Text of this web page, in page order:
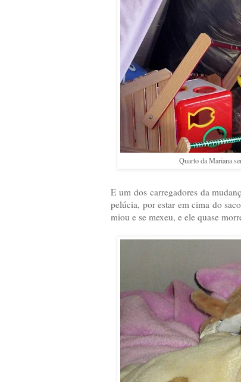
Quarto da Mariana
E um dos carregadores da
pelúcia, por estar em cima do
miou e se mexeu, e ele quase